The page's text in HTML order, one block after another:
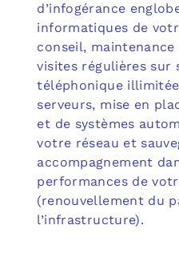
d’infogérance
informatiques de
conseil,
visites régulières sur
téléphonique
serveurs, mise en
et de systèmes
votre réseau et
accompagnement
performances de
(renouvellement du
l’infrastructure).